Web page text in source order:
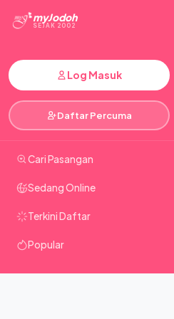
myJodoh
SEJAK 2002
Log Masuk
Daftar Percuma
Cari Pasangan
Sedang Online
Terkini Daftar
Popular